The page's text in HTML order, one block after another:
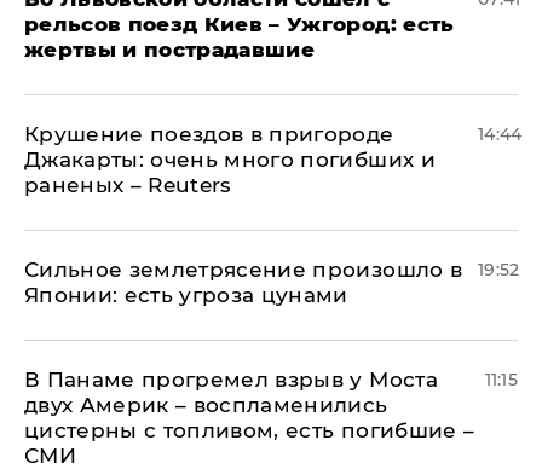
рельсов поезд Киев – Ужгород: есть
жертвы и пострадавшие
Крушение поездов в пригороде
Джакарты: очень много погибших и
раненых – Reuters
14:44
Сильное землетрясение произошло в
Японии: есть угроза цунами
19:52
В Панаме прогремел взрыв у Моста
двух Америк – воспламенились
цистерны с топливом, есть погибшие –
СМИ
11:15